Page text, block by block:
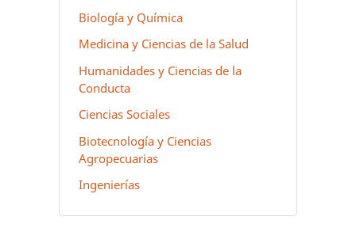
Biología y Química
Medicina y Ciencias de la Salud
Humanidades y Ciencias de la
Conducta
Ciencias Sociales
Biotecnología y Ciencias
Agropecuarias
Ingenierías